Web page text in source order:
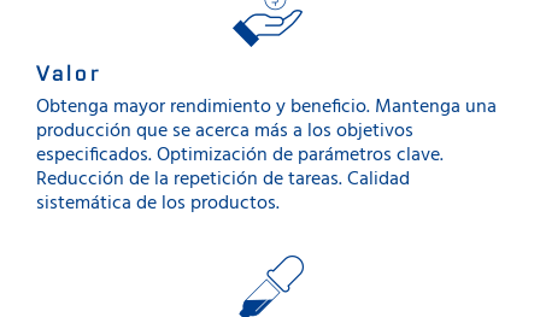
Valor
Obtenga mayor rendimiento y beneficio. Mantenga una
producción que se acerca más a los objetivos
especificados. Optimización de parámetros clave.
Reducción de la repetición de tareas. Calidad
sistemática de los productos.